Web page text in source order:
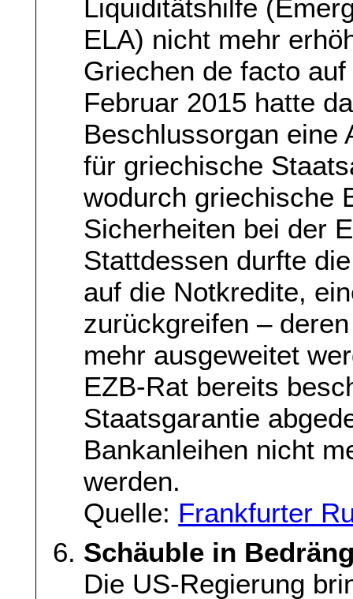
Liquiditätshilfe
ELA) nicht mehr
Griechen de facto
Februar 2015 hatte
Beschlussorgan eine
für griechische
wodurch griechische
Sicherheiten bei der
Stattdessen durfte
auf die Notkredite,
zurückgreifen –
mehr ausgeweitet
EZB-Rat bereits
Staatsgarantie
Bankanleihen nicht
werden.
Quelle: Frankfurter
Schäuble in
Die US-Regierung